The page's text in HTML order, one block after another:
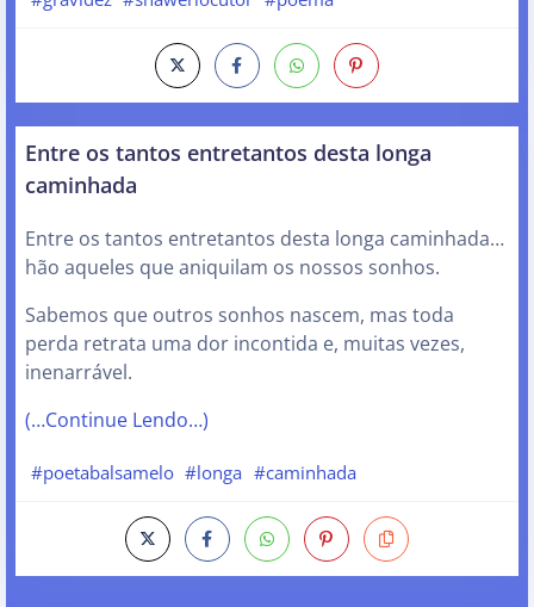
Entre os tantos entretantos desta longa
caminhada
Entre os tantos entretantos desta longa caminhada…
hão aqueles que aniquilam os nossos sonhos.
Sabemos que outros sonhos nascem, mas toda
perda retrata uma dor incontida e, muitas vezes,
inenarrável.
(…Continue Lendo…)
#poetabalsamelo #longa #caminhada